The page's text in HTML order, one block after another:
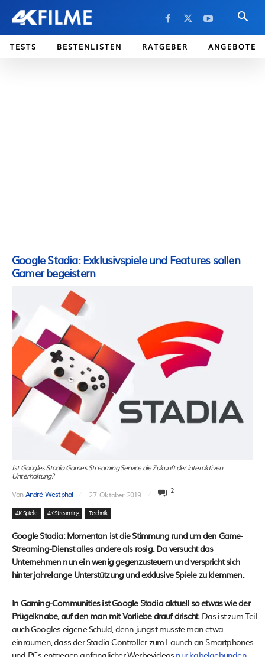
TESTS BESTENLISTEN RATGEBER ANGEBOTE
Google Stadia: Exklusivspiele und Features sollen
Gamer begeistern
Ist Googles Stadia Games Streaming Service die Zukunft der interaktiven
Unterhaltung?
VonAndré Westphal 27. Oktober 2019 2
4K Spiele 4K Streaming Technik
Google Stadia: Momentan ist die Stimmung rund um den Game-
Streaming-Dienst alles andere als rosig. Da versucht das
Unternehmen nun ein wenig gegenzusteuern und verspricht sich
hinter jahrelange Unterstützung und exklusive Spiele zu klemmen.
In Gaming-Communities ist Google Stadia aktuell so etwas wie der
Prügelknabe, auf den man mit Vorliebe drauf drischt.Das ist zum Teil
auch Googles eigene Schuld, denn jüngst musste man etwa
einräumen, dass der Stadia Controller zum Launch an Smartphones